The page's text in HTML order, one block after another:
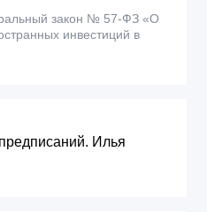
закон № 57-ФЗ «О
инвестиций в
Илья